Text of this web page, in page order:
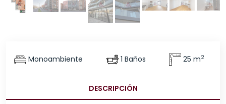
Monoambiente 1 Baños 25 m2
DESCRIPCIÓN